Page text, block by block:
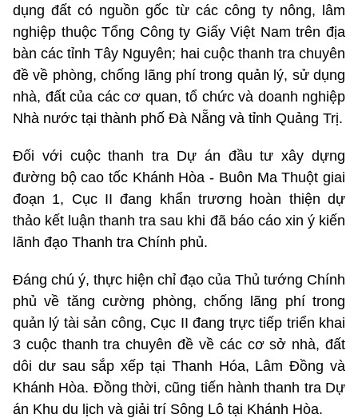
dụng đất có nguồn gốc từ các công ty nông, lâm
nghiệp thuộc Tổng Công ty Giấy Việt Nam trên địa
bàn các tỉnh Tây Nguyên; hai cuộc thanh tra chuyên
đề về phòng, chống lãng phí trong quản lý, sử dụng
nhà, đất của các cơ quan, tổ chức và doanh nghiệp
Nhà nước tại thành phố Đà Nẵng và tỉnh Quảng Trị.
Đối với cuộc thanh tra Dự án đầu tư xây dựng
đường bộ cao tốc Khánh Hòa - Buôn Ma Thuột giai
đoạn 1, Cục II đang khẩn trương hoàn thiện dự
thảo kết luận thanh tra sau khi đã báo cáo xin ý kiến
lãnh đạo Thanh tra Chính phủ.
Đáng chú ý, thực hiện chỉ đạo của Thủ tướng Chính
phủ về tăng cường phòng, chống lãng phí trong
quản lý tài sản công, Cục II đang trực tiếp triển khai
3 cuộc thanh tra chuyên đề về các cơ sở nhà, đất
dôi dư sau sắp xếp tại Thanh Hóa, Lâm Đồng và
Khánh Hòa. Đồng thời, cũng tiến hành thanh tra Dự
án Khu du lịch và giải trí Sông Lô tại Khánh Hòa.